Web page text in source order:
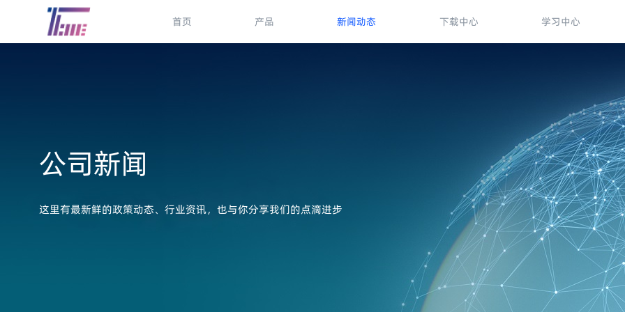
首页 产品 新闻动态 下载中心 学习中心
公司新闻
这里有最新鲜的政策动态、行业资讯，也与你分享我们的点滴进步